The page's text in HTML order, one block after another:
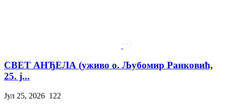
СВЕТ АНЂЕЛА (уживо о. Љубомир Ранковић,
25. ј...
Јул 25, 2026 122